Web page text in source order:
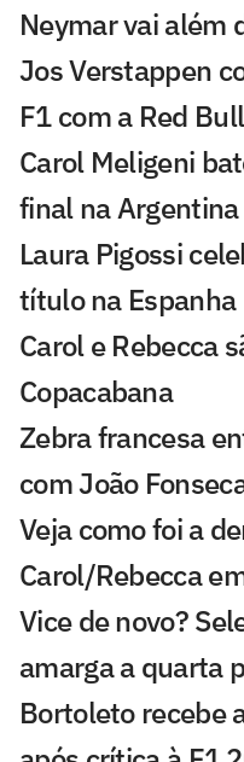
Neymar vai além
Jos Verstappen
F1 com a Red
Carol Meligeni
final na Argentina
Laura Pigossi
título na Espanha
Carol e Rebecca
Copacabana
Zebra francesa
com João
Veja como foi a
Carol/Rebecca
Vice de novo?
amarga a quarta
Bortoleto recebe